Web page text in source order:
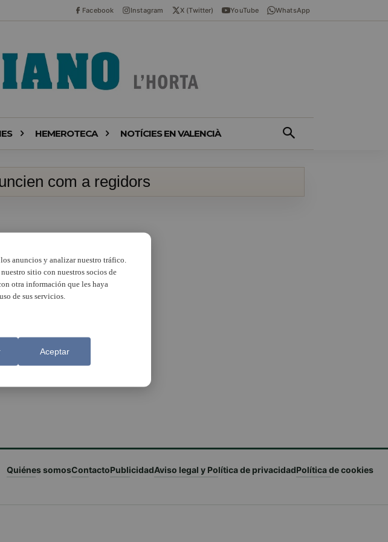
Facebook Instagram X (Twitter) YouTube WhatsApp
HEMEROTECA NOTÍCIES EN VALENCIÀ
com a regidors
Quiénes somosContactoPublicidadAviso legal y Política de privacidadPolítica de cookies
anuncios y analizar nuestro tráfico.
sitio con nuestros socios de
otra información que les haya
de sus servicios.
Aceptar